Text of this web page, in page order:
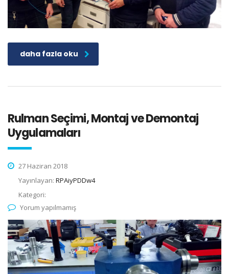
daha fazla oku
Rulman Seçimi, Montaj ve Demontaj
Uygulamaları
27 Haziran 2018
Yayınlayan: RPAiyPDDw4
Kategori:
Yorum yapılmamış